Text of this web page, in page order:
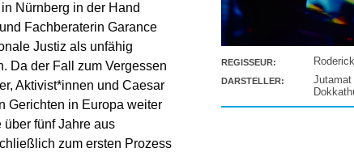
Nürnberg in der Hand
Fachberaterin Garance
Justiz als unfähig
Da der Fall zum Vergessen
Aktivist*innen und Caesar
Gerichten in Europa weiter
über fünf Jahre aus
zum ersten Prozess
REGISSEUR:
DARSTELLER: Jutamat